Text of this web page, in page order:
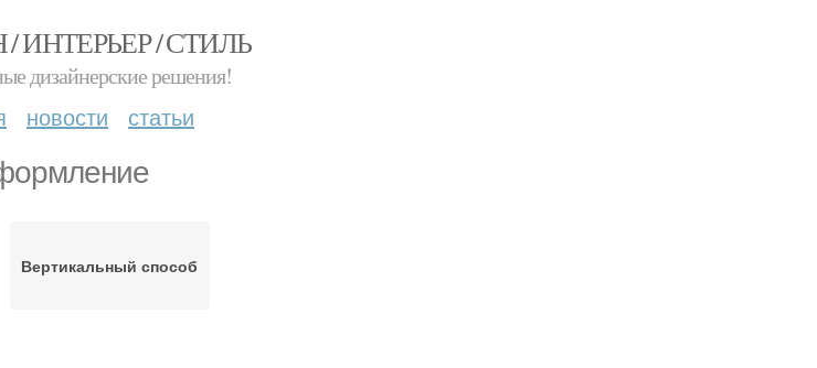
ИНТЕРЬЕР / СТИЛЬ
дизайнерские решения!
новости статьи
Вертикальный способ